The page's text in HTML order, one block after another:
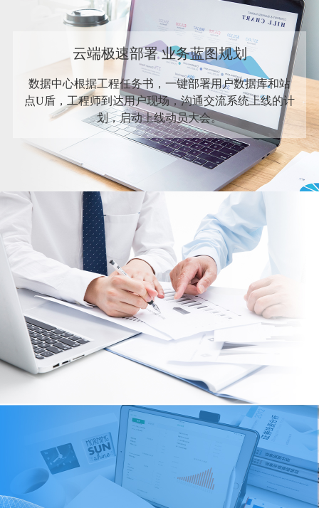
云端极速部署 业务蓝图规划
数据中心根据工程任务书，一键部署用户数据库和站
点U盾，工程师到达用户现场，沟通交流系统上线的计
划，启动上线动员大会。